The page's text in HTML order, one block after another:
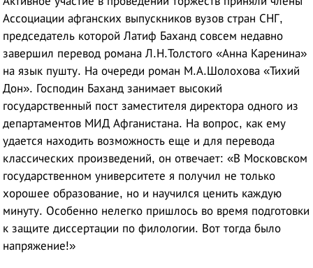
Ассоциации афганских выпускников вузов стран СНГ,
председатель которой Латиф Баханд совсем недавно
завершил перевод романа Л.Н.Толстого «Анна Каренина»
на язык пушту. На очереди роман М.А.Шолохова «Тихий
Дон». Господин Баханд занимает высокий
государственный пост заместителя директора одного из
департаментов МИД Афганистана. На вопрос, как ему
удается находить возможность еще и для перевода
классических произведений, он отвечает: «В Московском
государственном университете я получил не только
хорошее образование, но и научился ценить каждую
минуту. Особенно нелегко пришлось во время подготовки
к защите диссертации по филологии. Вот тогда было
напряжение!»